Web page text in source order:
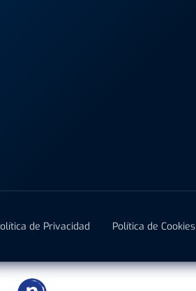
de Privacidad Política de Cookies